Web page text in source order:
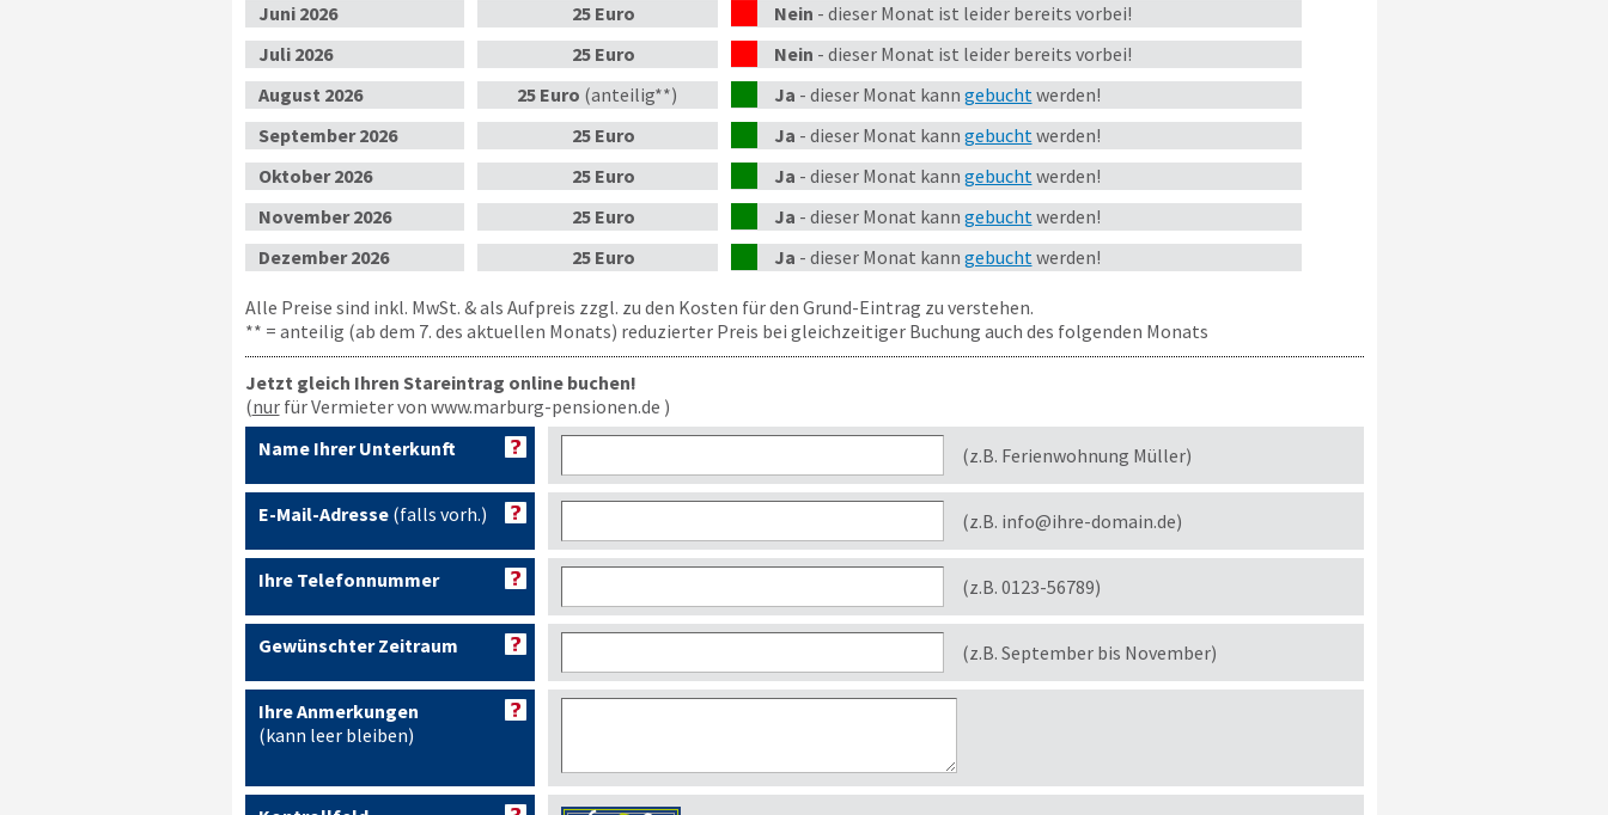
Juni2026 25 Euro Nein - dieser Monat ist leider bereits vorbei!
Juli2026 25 Euro Nein - dieser Monat ist leider bereits vorbei!
August 2026 25 Euro (anteilig**) Ja - dieser Monat kann gebuchtwerden!
September2026 25 Euro Ja - dieser Monat kann gebuchtwerden!
Oktober2026 25 Euro Ja - dieser Monat kann gebuchtwerden!
November2026 25 Euro Ja - dieser Monat kann gebuchtwerden!
Dezember2026 25 Euro Ja - dieser Monat kann gebuchtwerden!
Alle Preise sind inkl. MwSt. & als Aufpreis zzgl. zu den Kosten für den Grund-Eintrag zu verstehen.
** = anteilig (ab dem 7. des aktuellen Monats) reduzierter Preis bei gleichzeitiger Buchung auch des folgenden Monats
Jetzt gleich Ihren Stareintrag online buchen!
(nurfür Vermieter von www.marburg-pensionen.de )
Name Ihrer Unterkunft
(z.B. Ferienwohnung Müller)
E-Mail-Adresse(falls vorh.) (z.B. info@ihre-domain.de)
Ihre Telefonnummer (z.B. 0123-56789)
Gewünschter Zeitraum (z.B. September bis November)
Ihre Anmerkungen
(kann leer bleiben)